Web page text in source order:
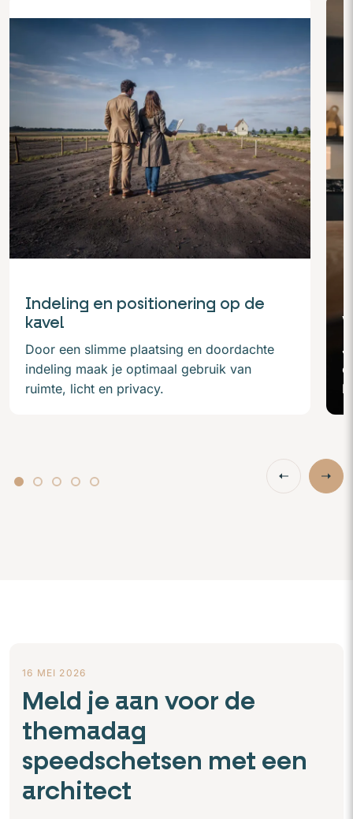
Indeling en positionering op de
kavel
Door een slimme plaatsing en doordachte
indeling maak je optimaal gebruik van
ruimte, licht en privacy.
16 MEI 2026
Meld je aan voor de
themadag
speedschetsen met een
architect